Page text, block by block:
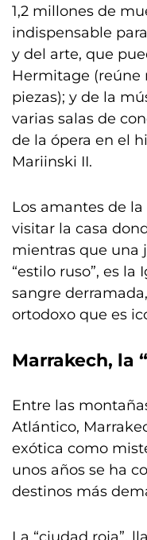
1,2 millones de
indispensable
y del arte, que
Hermitage (reúne
piezas); y de la
varias salas de
de la ópera en el
Mariinski II.
Los amantes de
visitar la casa
mientras que una
“estilo ruso”, es la
sangre
ortodoxo que es
Marrakech, la
Entre las
Atlántico,
exótica como
unos años se ha
destinos más